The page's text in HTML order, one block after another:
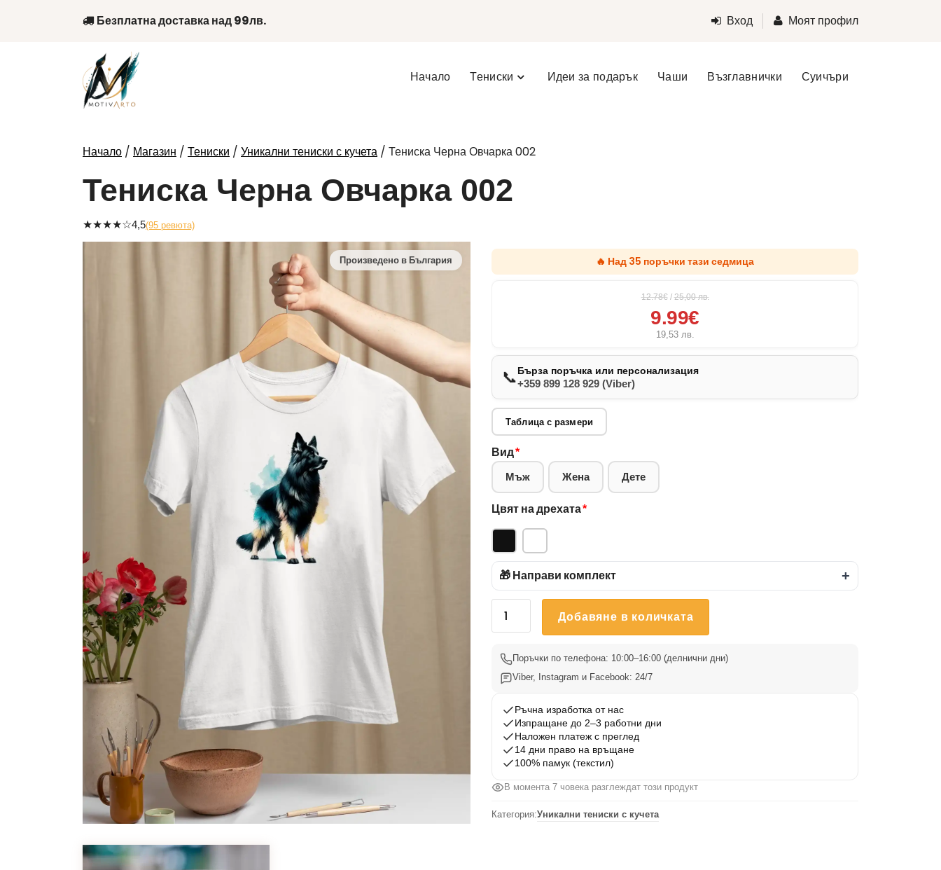
Безплатна доставка над 99лв. Вход Моят профил
Начало Тениски Идеи за подарък Чаши Възглавнички Суичъри
Начало / Магазин / Тениски / Уникални тениски с кучета / Тениска Черна Овчарка 002
Тениска Черна Овчарка 002
★★★★☆4,5(95 ревюта)
🔥 Над 35 поръчки тази седмица
12.78€ / 25,00лв.
9.99€
19,53 лв.
📞Бърза поръчка или персонализация
+359 899 128 929 (Viber)
Таблица с размери
Вид*
Мъж Жена Дете
Цвят на дрехата*
🎁 Направи комплект +
количество
Черна
Овчарка
Добавяне в количката
Поръчки по телефона: 10:00–16:00 (делнични дни)
Viber, Instagram и Facebook: 24/7
Ръчна изработка от нас
Изпращане до 2–3 работни дни
Наложен платеж с преглед
14 дни право на връщане
100% памук (текстил)
В момента 7 човека разглеждат този продукт
Категория:Уникални тениски с кучета